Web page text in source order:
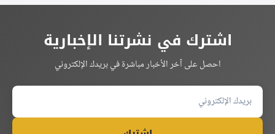
اشترك في نشرتنا الإخبارية
احصل على آخر الأخبار مباشرة في بريدك الإلكتروني